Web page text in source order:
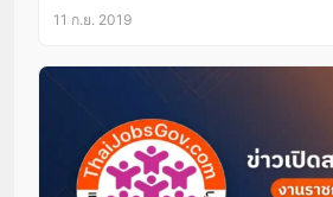
11 ก.ย. 2019